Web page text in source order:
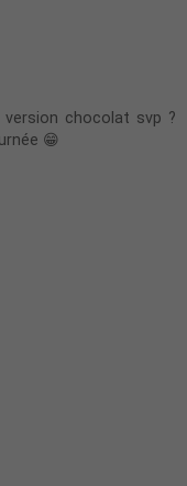
chocolat svp ?
😁